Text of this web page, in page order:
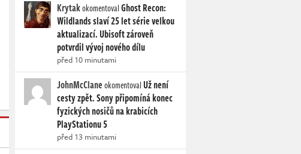
KrytakokomentovalGhost Recon:
Wildlands slaví 25 let série velkou
aktualizací. Ubisoft zároveň
potvrdil vývoj nového dílu
před 10 minutami
JohnMcClaneokomentovalUž není
cesty zpět. Sony připomíná konec
fyzických nosičů na krabicích
PlayStationu 5
před 13 minutami